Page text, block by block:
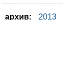
архив: 2013